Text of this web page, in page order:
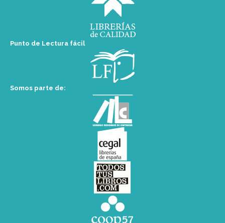
Punto de Lectura fácil
Somos parte de: